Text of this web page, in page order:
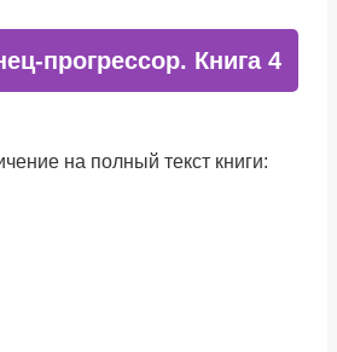
прогрессор. Книга 4
на полный текст книги: